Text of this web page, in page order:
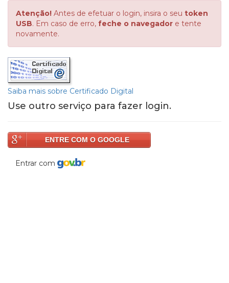
Atenção! Antes de efetuar o login, insira o seu token
USB. Em caso de erro, feche o navegador e tente
novamente.
Saiba mais sobre Certificado Digital
Use outro serviço para fazer login.
ENTRE COM O GOOGLE
Entrar com